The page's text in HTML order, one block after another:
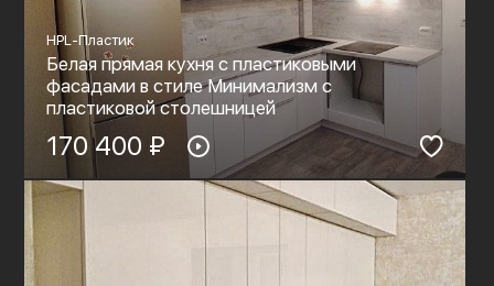
HPL-Пластик
Белая прямая кухня с пластиковыми
фасадами в стиле Минимализм с
пластиковой столешницей
170 400 ₽